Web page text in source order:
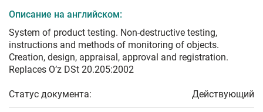
Описание на английском:
System of product testing. Non-destructive testing,
instructions and methods of monitoring of objects.
Creation, design, appraisal, approval and registration.
Replaces O’z DSt 20.205:2002
Статус документа: Действующий